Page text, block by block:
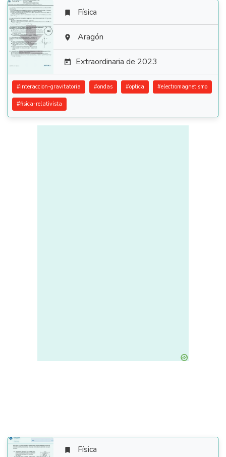

 Física
 Aragón
 Extraordinaria de 2023
#interaccion-gravitatoria #ondas #optica #electromagnetismo
#fisica-relativista
 Física